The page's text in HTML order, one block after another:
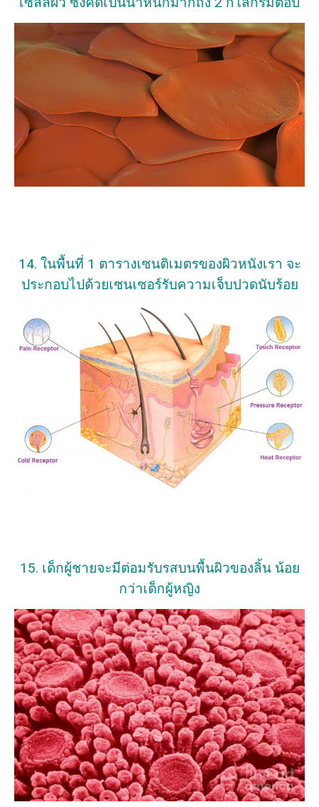
14. ในพื้นที่ 1 ตารางเซนติเมตรของผิวหนังเรา จะ
ประกอบไปด้วยเซนเซอร์รับความเจ็บปวดนับร้อย
15. เด็กผู้ชายจะมีต่อมรับรสบนพื้นผิวของลิ้น น้อย
กว่าเด็กผู้หญิง